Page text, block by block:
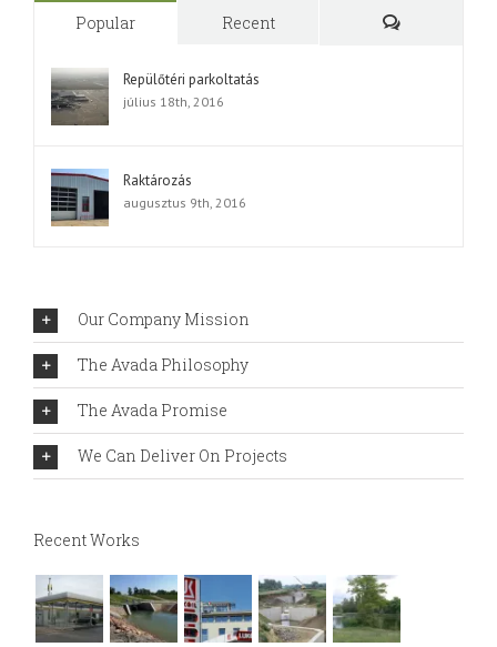
Popular
Recent
Repülőtéri parkoltatás
július 18th, 2016
Raktározás
augusztus 9th, 2016
Our Company Mission
The Avada Philosophy
The Avada Promise
We Can Deliver On Projects
Recent Works